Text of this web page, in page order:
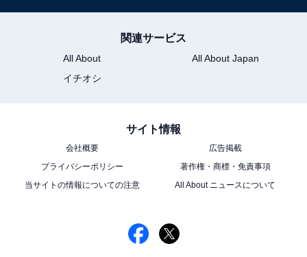
関連サービス
All About
All About Japan
イチオシ
サイト情報
会社概要
広告掲載
プライバシーポリシー
著作権・商標・免責事項
当サイトの情報についての注意
All About ニュースについて